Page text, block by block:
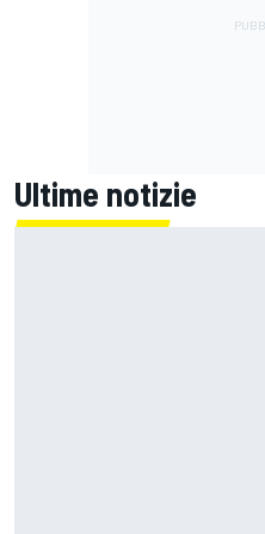
Ultime notizie